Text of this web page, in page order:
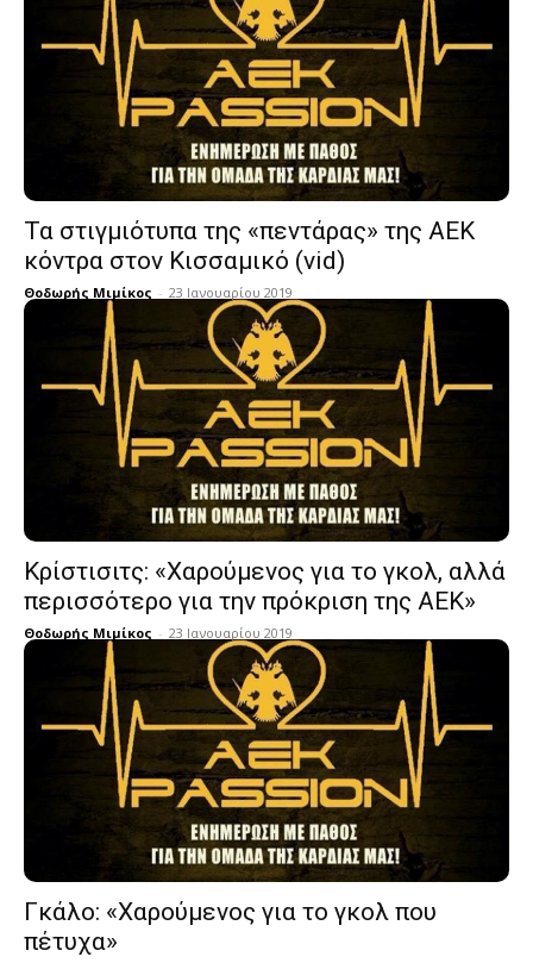
Τα στιγμιότυπα της «πεντάρας» της ΑΕΚ
κόντρα στον Κισσαμικό (vid)
Θοδωρής Μιμίκος - 23 Ιανουαρίου 2019
Κρίστισιτς: «Χαρούμενος για το γκολ, αλλά
περισσότερο για την πρόκριση της ΑΕΚ»
Θοδωρής Μιμίκος - 23 Ιανουαρίου 2019
Γκάλο: «Χαρούμενος για το γκολ που
πέτυχα»